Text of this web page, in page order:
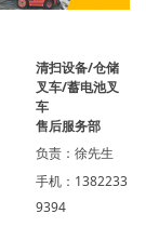
清扫设备/仓储
叉车/蓄电池叉
车
售后服务部
负责：徐先生
手机：1382233
9394